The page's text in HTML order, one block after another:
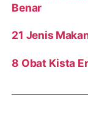
Benar
21 Jenis
8 Obat Kista